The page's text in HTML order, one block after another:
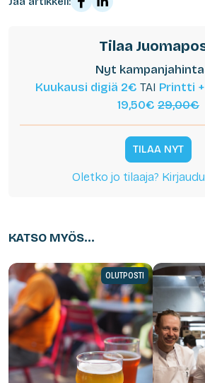
Tilaa
Nyt
Kuukausi digiä 2€ TAI Printti
19,50€ 29,00€
TILAA NYT
Oletko jo tilaaja?
KATSO MYÖS...
OLUTPOSTI